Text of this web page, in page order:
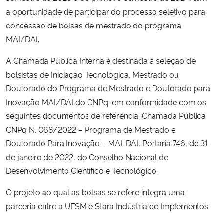
Ministério do Desenvolvimento Regional
Controladoria-Geral da União
Ministério da Mulher, da Família e dos Direitos Humanos
Secretaria-Geral
Secretaria de Governo
Gabinete de Segurança Institucional
Advocacia-Geral da União
Banco Central do Brasil
a oportunidade de participar do processo seletivo para
concessão de bolsas de mestrado do programa
MAI/DAI.
A Chamada Pública Interna é destinada à seleção de
bolsistas de Iniciação Tecnológica, Mestrado ou
Doutorado do Programa de Mestrado e Doutorado para
Inovação MAI/DAI do CNPq, em conformidade com os
seguintes documentos de referência: Chamada Pública
CNPq N. 068/2022 – Programa de Mestrado e
Doutorado Para Inovação – MAI-DAI, Portaria 746, de 31
de janeiro de 2022, do Conselho Nacional de
Desenvolvimento Científico e Tecnológico.
O projeto ao qual as bolsas se refere integra uma
parceria entre a UFSM e Stara Indústria de Implementos